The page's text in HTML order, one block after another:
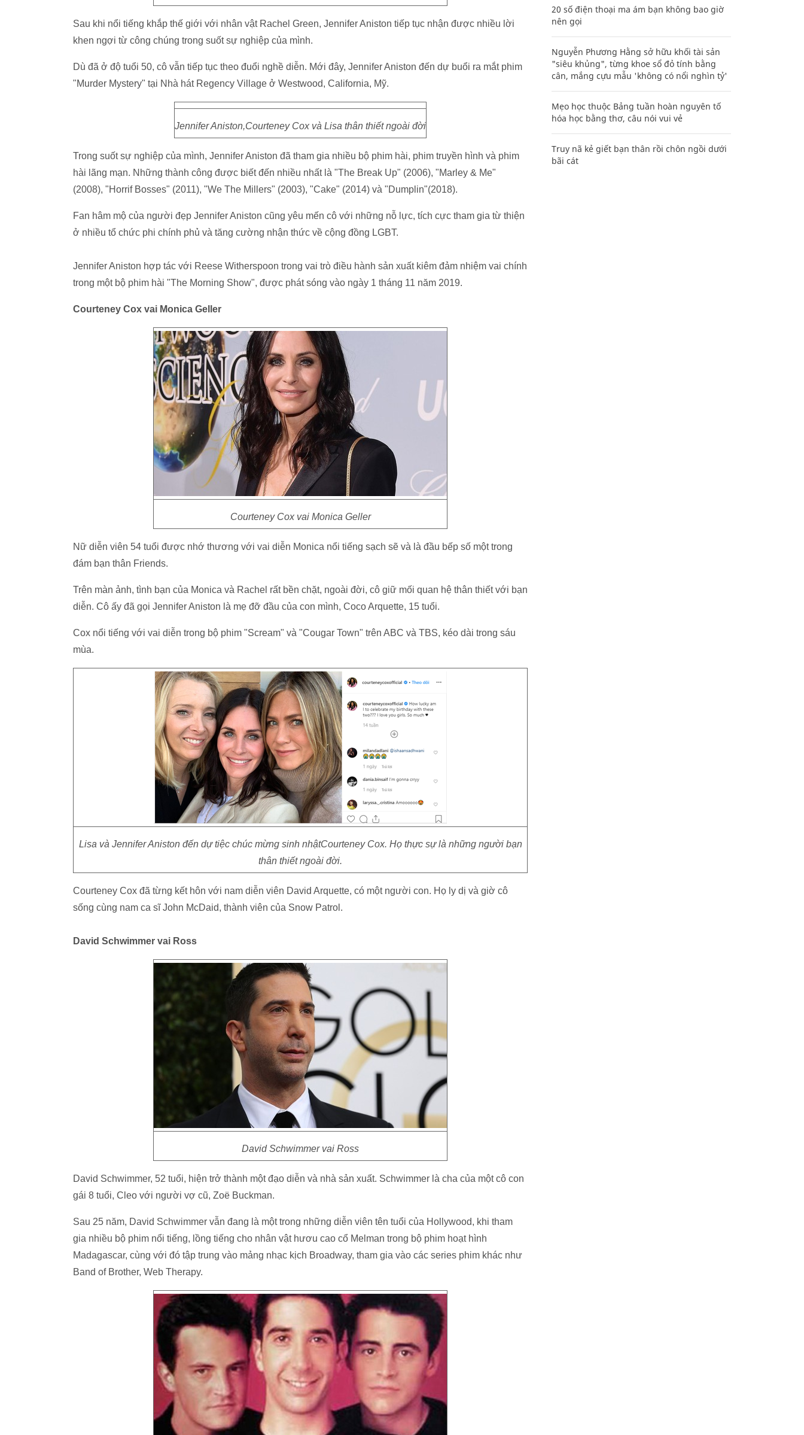
Sau khi nổi tiếng khắp thế giới với nhân vật Rachel Green, Jennifer Aniston tiếp tục nhận được nhiều lời
khen ngợi từ công chúng trong suốt sự nghiệp của mình.
Dù đã ở độ tuổi 50, cô vẫn tiếp tục theo đuổi nghề diễn. Mới đây, Jennifer Aniston đến dự buổi ra mắt phim
"Murder Mystery" tại Nhà hát Regency Village ở Westwood, California, Mỹ.
Jennifer Aniston,Courteney Cox và Lisa thân thiết ngoài đời
Trong suốt sự nghiệp của mình, Jennifer Aniston đã tham gia nhiều bộ phim hài, phim truyền hình và phim
hài lãng mạn. Những thành công được biết đến nhiều nhất là "The Break Up" (2006), "Marley & Me"
(2008), "Horrif Bosses" (2011), "We The Millers" (2003), "Cake" (2014) và "Dumplin"(2018).
Fan hâm mộ của người đẹp Jennifer Aniston cũng yêu mến cô với những nỗ lực, tích cực tham gia từ thiện
ở nhiều tổ chức phi chính phủ và tăng cường nhận thức về cộng đồng LGBT.
Jennifer Aniston hợp tác với Reese Witherspoon trong vai trò điều hành sản xuất kiêm đảm nhiệm vai chính
trong một bộ phim hài "The Morning Show", được phát sóng vào ngày 1 tháng 11 năm 2019.
Courteney Cox vai Monica Geller
Courteney Cox vai Monica Geller
Nữ diễn viên 54 tuổi được nhớ thương với vai diễn Monica nổi tiếng sạch sẽ và là đầu bếp số một trong
đám bạn thân Friends.
Trên màn ảnh, tình bạn của Monica và Rachel rất bền chặt, ngoài đời, cô giữ mối quan hệ thân thiết với bạn
diễn. Cô ấy đã gọi Jennifer Aniston là mẹ đỡ đầu của con mình, Coco Arquette, 15 tuổi.
Cox nổi tiếng với vai diễn trong bộ phim "Scream" và "Cougar Town" trên ABC và TBS, kéo dài trong sáu
mùa.
Lisa và Jennifer Aniston đến dự tiệc chúc mừng sinh nhậtCourteney Cox. Họ thực sự là những người bạn
thân thiết ngoài đời.
Courteney Cox đã từng kết hôn với nam diễn viên David Arquette, có một người con. Họ ly dị và giờ cô
sống cùng nam ca sĩ John McDaid, thành viên của Snow Patrol.
David Schwimmer vai Ross
David Schwimmer vai Ross
David Schwimmer, 52 tuổi, hiện trở thành một đạo diễn và nhà sản xuất. Schwimmer là cha của một cô con
gái 8 tuổi, Cleo với người vợ cũ, Zoë Buckman.
Sau 25 năm, David Schwimmer vẫn đang là một trong những diễn viên tên tuổi của Hollywood, khi tham
gia nhiều bộ phim nổi tiếng, lồng tiếng cho nhân vật hươu cao cổ Melman trong bộ phim hoạt hình
Madagascar, cùng với đó tập trung vào mảng nhạc kịch Broadway, tham gia vào các series phim khác như
Band of Brother, Web Therapy.
20 số điện thoại ma ám bạn không bao giờ
nên gọi
Nguyễn Phương Hằng sở hữu khối tài sản
"siêu khủng", từng khoe sổ đỏ tính bằng
cân, mắng cựu mẫu 'không có nổi nghìn tỷ'
Mẹo học thuộc Bảng tuần hoàn nguyên tố
hóa học bằng thơ, câu nói vui vẻ
Truy nã kẻ giết bạn thân rồi chôn ngồi dưới
bãi cát